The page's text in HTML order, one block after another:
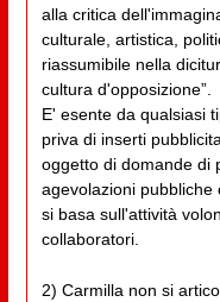
alla critica
culturale, artistica,
riassumibile nella
cultura d'opposizione”.
E' esente da qualsiasi
priva di inserti
oggetto di domande di
agevolazioni pubbliche
si basa sull'attività
collaboratori.
2) Carmilla non si